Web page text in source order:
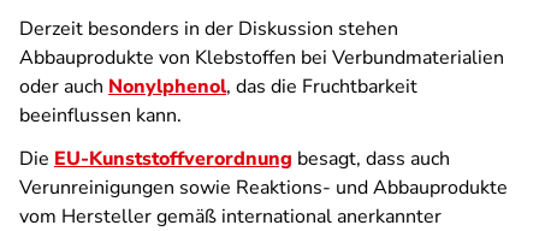
Derzeit besonders in der Diskussion stehen
Abbauprodukte von Klebstoffen bei Verbundmaterialien
oder auch Nonylphenol, das die Fruchtbarkeit
beeinflussen kann.
Die EU-Kunststoffverordnung besagt, dass auch
Verunreinigungen sowie Reaktions- und Abbauprodukte
vom Hersteller gemäß international anerkannter